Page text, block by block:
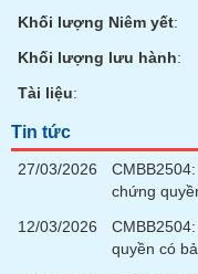
Khối lượng Niêm yết:
Khối lượng lưu hành:
Tài liệu:
Tin tức
27/03/2026
chứng
12/03/2026
quyền có